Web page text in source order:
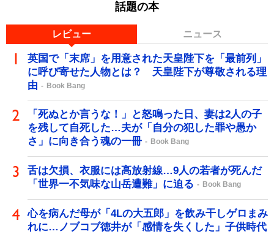
話題の本
レビュー ニュース
英国で「末席」を用意された天皇陛下を「最前列」
に呼び寄せた人物とは？ 天皇陛下が尊敬される理
由
Book Bang
「死ぬとか言うな！」と怒鳴った日、妻は2人の子
を残して自死した…夫が「自分の犯した罪や愚か
さ」に向き合う魂の一冊
Book Bang
舌は欠損、衣服には高放射線…9人の若者が死んだ
「世界一不気味な山岳遭難」に迫る
Book Bang
心を病んだ母が「4Lの大五郎」を飲み干しゲロまみ
れに…ノブコブ徳井が「感情を失くした」子供時代